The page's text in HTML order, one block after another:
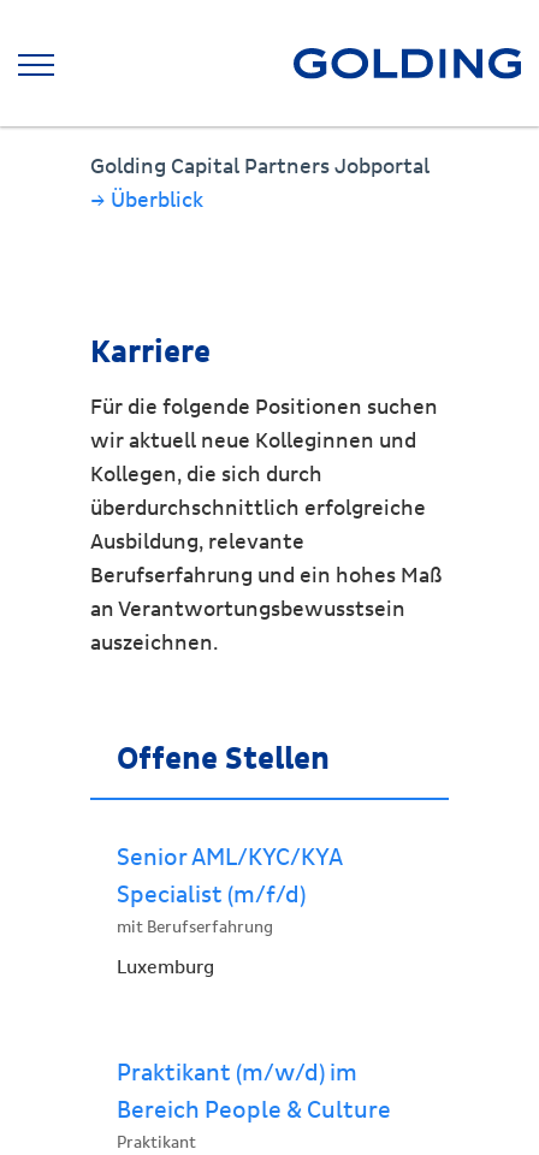
Golding Capital Partners Jobportal
→ Überblick
Karriere
Für die folgende Positionen suchen
wir aktuell neue Kolleginnen und
Kollegen, die sich durch
überdurchschnittlich erfolgreiche
Ausbildung, relevante
Berufserfahrung und ein hohes Maß
an Verantwortungsbewusstsein
auszeichnen.
Offene Stellen
Senior AML/KYC/KYA
Specialist (m/f/d)
mit Berufserfahrung
Luxemburg
Praktikant (m/w/d) im
Bereich People & Culture
Praktikant